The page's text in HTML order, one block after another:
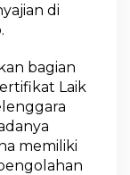
di
bagian
Laik
memiliki